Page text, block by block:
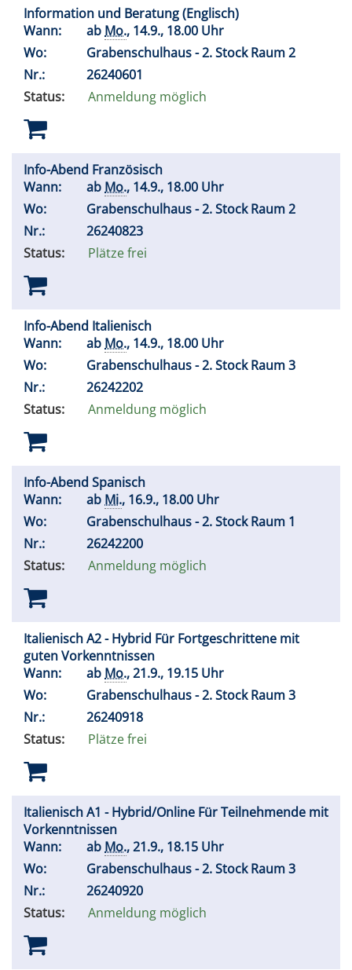
Information und Beratung (Englisch)
Wann:
ab Mo., 14.9., 18.00 Uhr
Wo:
Grabenschulhaus - 2. Stock Raum 2
Nr.:
26240601
Status:
Anmeldung möglich
Info-Abend Französisch
Wann:
ab Mo., 14.9., 18.00 Uhr
Wo:
Grabenschulhaus - 2. Stock Raum 2
Nr.:
26240823
Status:
Plätze frei
Info-Abend Italienisch
Wann:
ab Mo., 14.9., 18.00 Uhr
Wo:
Grabenschulhaus - 2. Stock Raum 3
Nr.:
26242202
Status:
Anmeldung möglich
Info-Abend Spanisch
Wann:
ab Mi., 16.9., 18.00 Uhr
Wo:
Grabenschulhaus - 2. Stock Raum 1
Nr.:
26242200
Status:
Anmeldung möglich
Italienisch A2 - Hybrid Für Fortgeschrittene mit
guten Vorkenntnissen
Wann:
ab Mo., 21.9., 19.15 Uhr
Wo:
Grabenschulhaus - 2. Stock Raum 3
Nr.:
26240918
Status:
Plätze frei
Italienisch A1 - Hybrid/Online Für Teilnehmende mit
Vorkenntnissen
Wann:
ab Mo., 21.9., 18.15 Uhr
Wo:
Grabenschulhaus - 2. Stock Raum 3
Nr.:
26240920
Status:
Anmeldung möglich